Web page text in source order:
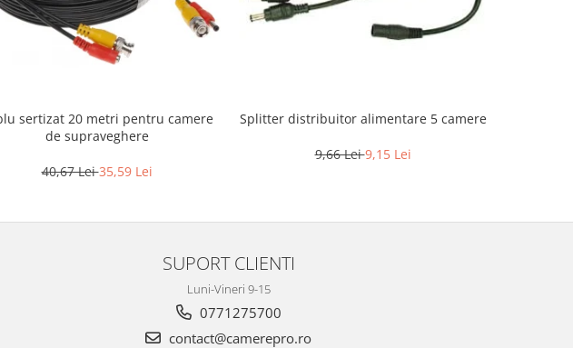
sertizat 20 metri pentru camere
de supraveghere
40,67 Lei35,59 Lei
Splitter distribuitor alimentare 5 camere
9,66 Lei9,15 Lei
SUPORT CLIENTI
Luni-Vineri 9-15
0771275700
contact@camerepro.ro